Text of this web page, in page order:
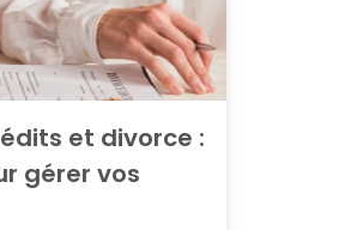
et divorce :
gérer vos